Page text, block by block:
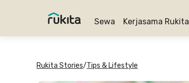
Sewa Kerjasama Rukita
Rukita Stories/Tips & Lifestyle